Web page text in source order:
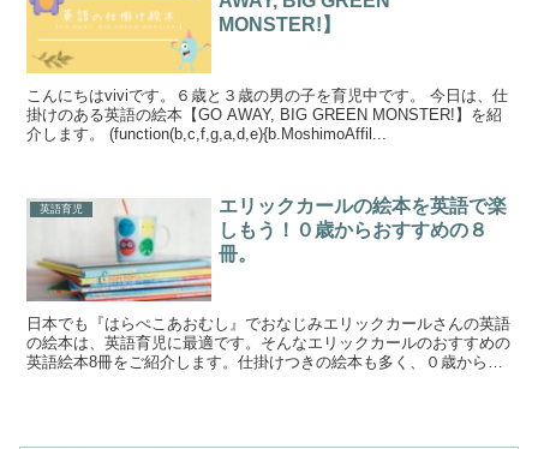
MONSTER!】
こんにちはviviです。６歳と３歳の男の子を育児中です。 今日は、仕
掛けのある英語の絵本【GO AWAY, BIG GREEN MONSTER!】を紹
介します。 (function(b,c,f,g,a,d,e){b.MoshimoAffil...
英語育児
エリックカールの絵本を英語で楽
しもう！０歳からおすすめの８
冊。
日本でも『はらぺこあおむし』でおなじみエリックカールさんの英語
の絵本は、英語育児に最適です。そんなエリックカールのおすすめの
英語絵本8冊をご紹介します。仕掛けつきの絵本も多く、０歳から長